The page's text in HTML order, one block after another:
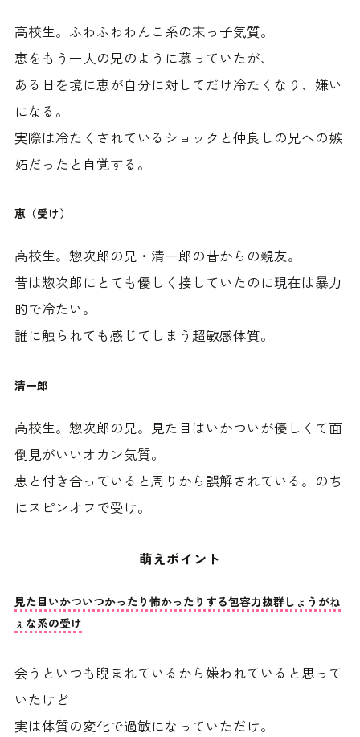
高校生。ふわふわわんこ系の末っ子気質。
恵をもう一人の兄のように慕っていたが、
ある日を境に恵が自分に対してだけ冷たくなり、嫌い
になる。
実際は冷たくされているショックと仲良しの兄への嫉
妬だったと自覚する。
恵（受け）
高校生。惣次郎の兄・清一郎の昔からの親友。
昔は惣次郎にとても優しく接していたのに現在は暴力
的で冷たい。
誰に触られても感じてしまう超敏感体質。
清一郎
高校生。惣次郎の兄。見た目はいかついが優しくて面
倒見がいいオカン気質。
恵と付き合っていると周りから誤解されている。のち
にスピンオフで受け。
萌えポイント
見た目いかついつかったり怖かったりする包容力抜群しょうがね
ぇな系の受け
会うといつも睨まれているから嫌われていると思って
いたけど
実は体質の変化で過敏になっていただけ。